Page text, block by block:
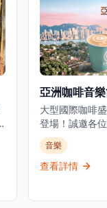
愛好者、想要
是尋找刺激音
放壓力，還是
LOVE /
難忘的夜晚。
亞洲咖啡音
大型國際咖啡
登場！誠邀各
軍的專業風采
特魅力，品鑑
豆，在美妙旋
音樂
查看詳情